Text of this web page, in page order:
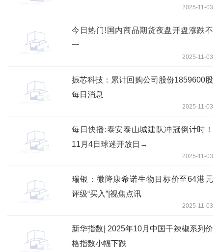
2025-11-03
今日热门!国内商品期货夜盘开盘涨跌不
一
2025-11-03
振芯科技：累计回购公司股份1859600股
每日消息
2025-11-03
每日快播:泰安泰山城建队冲冠倒计时！
11月4日球迷开放日→
2025-11-03
瑞银：微降康希诺生物目标价至64港元
评级“买入”|视焦点讯
2025-11-03
新华指数| 2025年10月中国干辣椒系列价
格指数小幅下跌